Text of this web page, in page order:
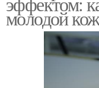
молодой